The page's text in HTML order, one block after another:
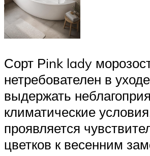
Сорт Рink lady
нетребователен в
выдержать
климатические
проявляется
цветков к весенним